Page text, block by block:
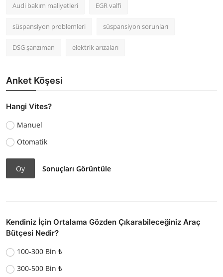
Audi bakım maliyetleri EGR valfi
süspansiyon problemleri süspansiyon sorunları
DSG şanzıman elektrik arızaları
Anket Köşesi
Hangi Vites?
Manuel
Otomatik
Oy Sonuçları Görüntüle
Kendiniz İçin Ortalama Gözden Çıkarabileceğiniz Araç
Bütçesi Nedir?
100-300 Bin ₺
300-500 Bin ₺